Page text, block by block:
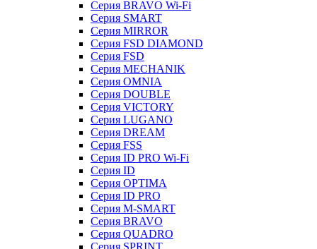
Серия BRAVO Wi-Fi
Серия SMART
Серия MIRROR
Серия FSD DIAMOND
Серия FSD
Серия MECHANIK
Серия OMNIA
Серия DOUBLE
Серия VICTORY
Серия LUGANO
Серия DREAM
Серия FSS
Серия ID PRO Wi-Fi
Серия ID
Серия OPTIMA
Серия ID PRO
Серия M-SMART
Серия BRAVO
Серия QUADRO
Серия SPRINT